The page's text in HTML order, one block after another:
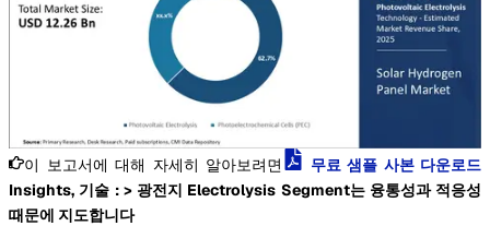
이 보고서에 대해 자세히 알아보려면
무료 샘플 사본 다운로드
Insights, 기술 : > 광전지 Electrolysis Segment는 융통성과 적응성
때문에 지도합니다